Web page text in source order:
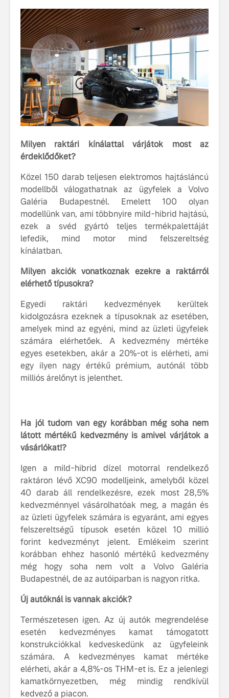
Milyen raktári kínálattal várjátok most az
érdeklődőket?
Közel 150 darab teljesen elektromos hajtásláncú
modellből válogathatnak az ügyfelek a Volvo
Galéria Budapestnél. Emelett 100 olyan
modellünk van, ami többnyire mild-hibrid hajtású,
ezek a svéd gyártó teljes termékpalettáját
lefedik, mind motor mind felszereltség
kínálatban.
Milyen akciók vonatkoznak ezekre a raktárról
elérhető típusokra?
Egyedi raktári kedvezmények kerültek
kidolgozásra ezeknek a típusoknak az esetében,
amelyek mind az egyéni, mind az üzleti ügyfelek
számára elérhetőek. A kedvezmény mértéke
egyes esetekben, akár a 20%-ot is elérheti, ami
egy ilyen nagy értékű prémium, autónál több
milliós árelőnyt is jelenthet.
Ha jól tudom van egy korábban még soha nem
látott mértékű kedvezmény is amivel várjátok a
vásárlókat!?
Igen a mild-hibrid dízel motorral rendelkező
raktáron lévő XC90 modelljeink, amelyből közel
40 darab áll rendelkezésre, ezek most 28,5%
kedvezménnyel vásárolhatóak meg, a magán és
az üzleti ügyfelek számára is egyaránt, ami egyes
felszereltségű típusok esetén közel 10 millió
forint kedvezményt jelent. Emlékeim szerint
korábban ehhez hasonló mértékű kedvezmény
még hogy soha nem volt a Volvo Galéria
Budapestnél, de az autóiparban is nagyon ritka.
Új autóknál is vannak akciók?
Természetesen igen. Az új autók megrendelése
esetén kedvezményes kamat támogatott
konstrukciókkal kedveskedünk az ügyfeleink
számára. A kedvezményes kamat mértéke
elérheti, akár a 4,8%-os THM-et is. Ez a jelenlegi
kamatkörnyezetben, még mindig rendkívül
kedvező a piacon.
ismerje
tisztán
Volvo
A Volvo
jut
Volvo élmények a
Milliók számára lett
elérhető a Volvo
Car UX élmény
Az új Volvo EX60 új
szintre emeli a
gondosan
amelynek
tisztán
Volvo
A Volvo
Country:
képes,
jut